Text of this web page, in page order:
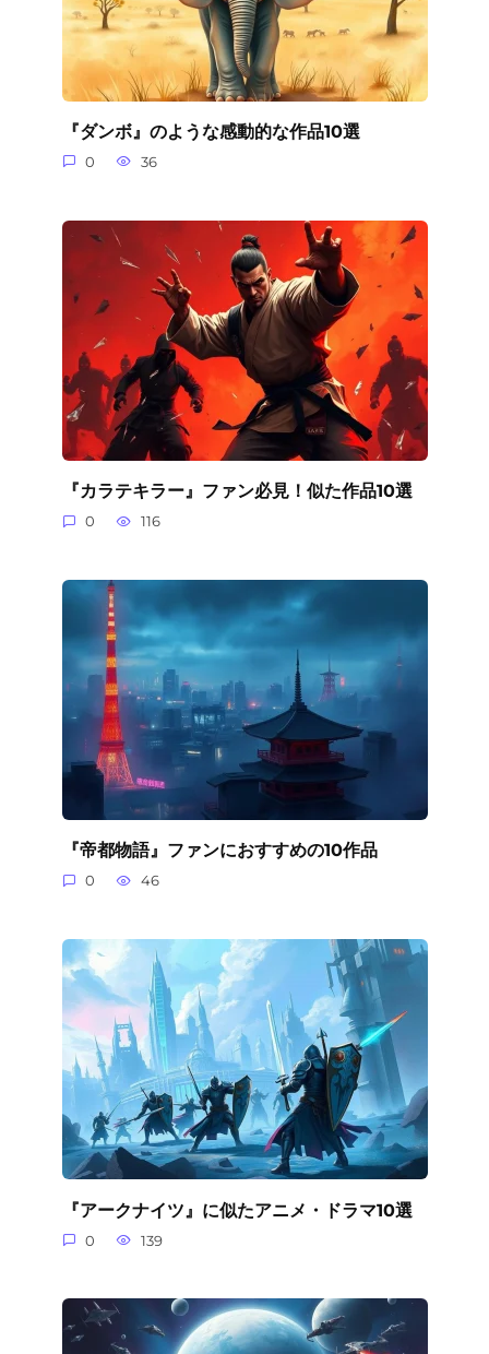
『ダンボ』のような感動的な作品10選
0 36
『カラテキラー』ファン必見！似た作品10選
0 116
『帝都物語』ファンにおすすめの10作品
0 46
『アークナイツ』に似たアニメ・ドラマ10選
0 139